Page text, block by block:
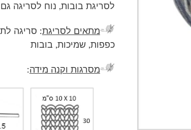
לסריגת בובות, נוח לסריגה
מתאים לסריגת: סריגה
כפפות, שמיכות, בובות
מסרגות וקנה מידה: